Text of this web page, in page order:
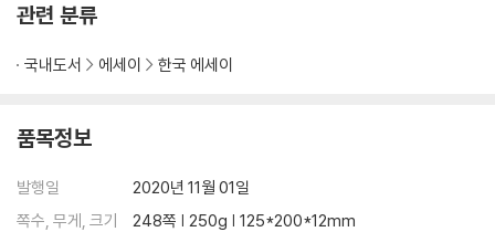
- 영화 〈마농의 샘〉
- 영화 〈리큐에게 물어라〉
- 영화 〈가버나움〉
- 영화 〈센과 치히로의 행방불명〉
관련 분류
국내도서 에세이 한국 에세이
품목정보
발행일
2020년 11월 01일
쪽수, 무게, 크기
248쪽 | 250g | 125*200*12mm